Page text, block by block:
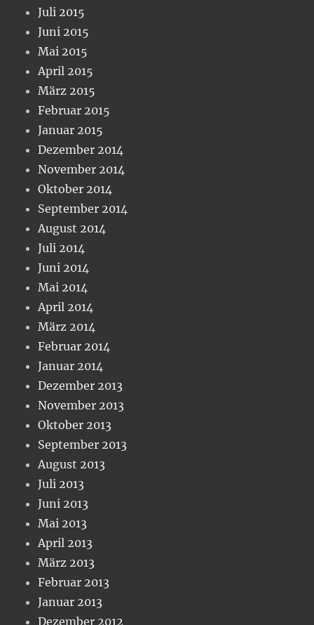
Juli 2015
Juni 2015
Mai 2015
April 2015
März 2015
Februar 2015
Januar 2015
Dezember 2014
November 2014
Oktober 2014
September 2014
August 2014
Juli 2014
Juni 2014
Mai 2014
April 2014
März 2014
Februar 2014
Januar 2014
Dezember 2013
November 2013
Oktober 2013
September 2013
August 2013
Juli 2013
Juni 2013
Mai 2013
April 2013
März 2013
Februar 2013
Januar 2013
Dezember 2012